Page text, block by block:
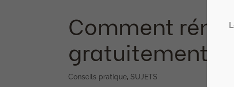
Comment
gratuitement ?
Conseils pratique, SUJETS